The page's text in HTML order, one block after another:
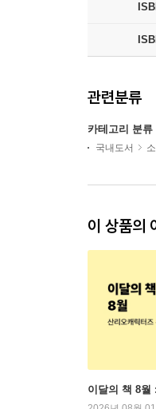
관련분류
카테고리 분류
국내도서
이 상품의
이달의 책 8월